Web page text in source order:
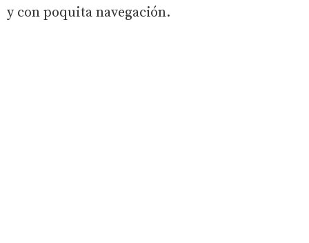
y con poquita navegación.